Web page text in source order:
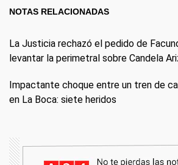
NOTAS RELACIONADAS
La Justicia rechazó el pedido de
levantar la perimetral sobre Candela
Impactante choque entre un tren de
en La Boca: siete heridos